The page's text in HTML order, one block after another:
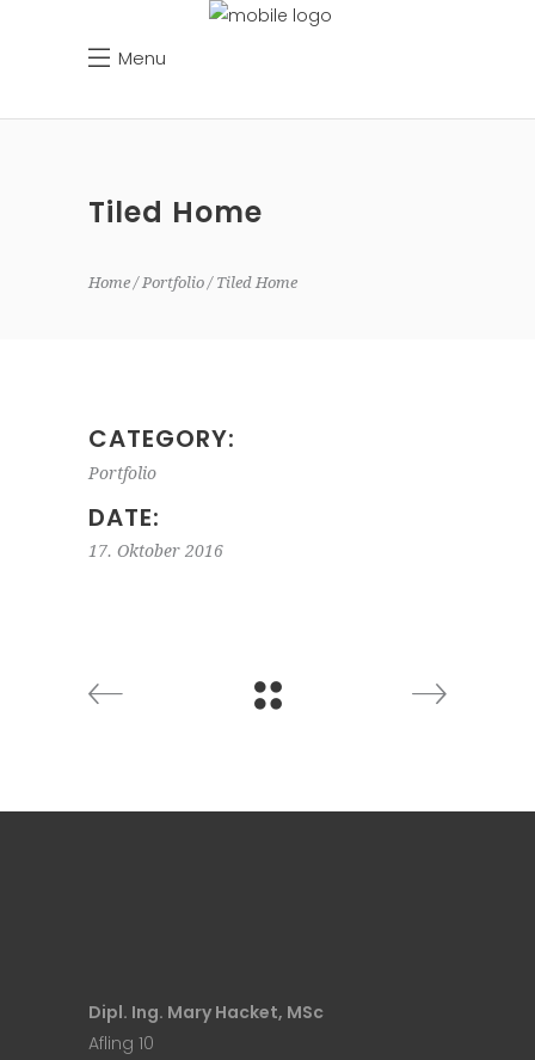
Menu
Tiled Home
Home Portfolio Tiled Home
CATEGORY:
Portfolio
DATE:
17. Oktober 2016
Dipl. Ing. Mary Hacket, MSc
Afling 10